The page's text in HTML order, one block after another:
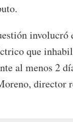
involucró
que
al menos 2
director